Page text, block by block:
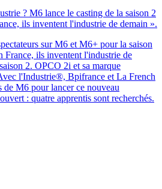
? M6 lance le casting de la saison 2
ils inventent l'industrie de demain ».
sur M6 et M6+ pour la saison
France, ils inventent l'industrie de
2. OPCO 2i et sa marque
l'Industrie®, Bpifrance et La French
de M6 pour lancer ce nouveau
: quatre apprentis sont recherchés.